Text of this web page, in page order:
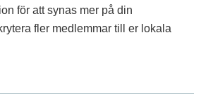
för att synas mer på din
fler medlemmar till er lokala